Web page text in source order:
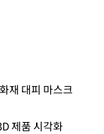
재 대피 마스크
제품 시각화